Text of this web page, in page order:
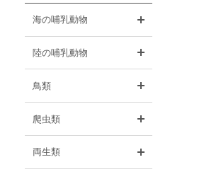
海の哺乳動物
陸の哺乳動物
鳥類
爬虫類
両生類